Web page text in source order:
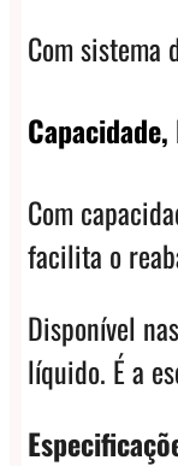
Com sistema
Com
facilita o
Disponível
líquido. É a